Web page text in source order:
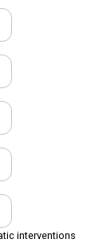
interventions